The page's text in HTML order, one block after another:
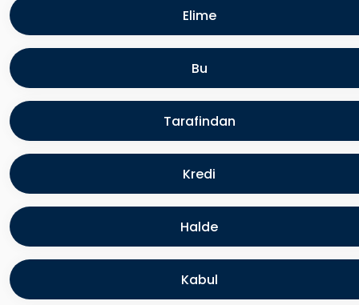
Elime
Bu
Tarafindan
Kredi
Halde
Kabul